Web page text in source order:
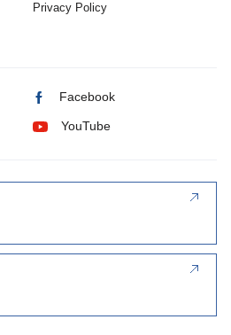
Privacy Policy
Facebook
YouTube